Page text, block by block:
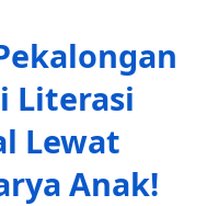
Literasi
Lewat
Anak!